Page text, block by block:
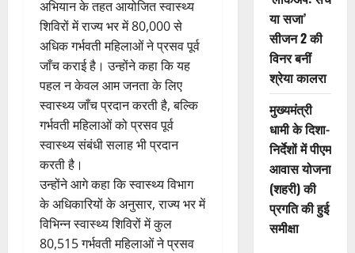
अभियान के तहत आयोजित स्वास्थ्य
शिविरों में राज्य भर में 80,000 से
अधिक गर्भवती महिलाओं ने प्रसव पूर्व
जाँच कराई है। उन्होंने कहा कि यह
पहल न केवल आम जनता के लिए
स्वास्थ्य जाँच प्रदान करती है, बल्कि
गर्भवती महिलाओं को प्रसव पूर्व
स्वास्थ्य संबंधी सलाह भी प्रदान
करती है।
उन्होंने आगे कहा कि स्वास्थ्य विभाग
के अधिकारियों के अनुसार, राज्य भर में
विभिन्न स्वास्थ्य शिविरों में कुल
80,515 गर्भवती महिलाओं ने प्रसव
या सजा’
सीजन 2 की
विनर बनीं
श्रेया कालरा
मुख्यमंत्री
धामी के दिशा-
निर्देशों में पीएम
आवास योजना
(शहरी) की
प्रगति की हुई
समीक्षा